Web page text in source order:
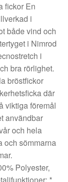
fickor En
i
både vind och
i Nimrod
i
bra rörlighet.
bröstfickor
där
viktiga föremål
användbar
och hela
och sömmarna
Polyester,